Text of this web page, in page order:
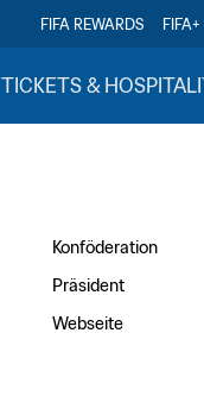
FIFA REWARDS FIFA+
TICKETS &
Konföderation
Präsident
Webseite